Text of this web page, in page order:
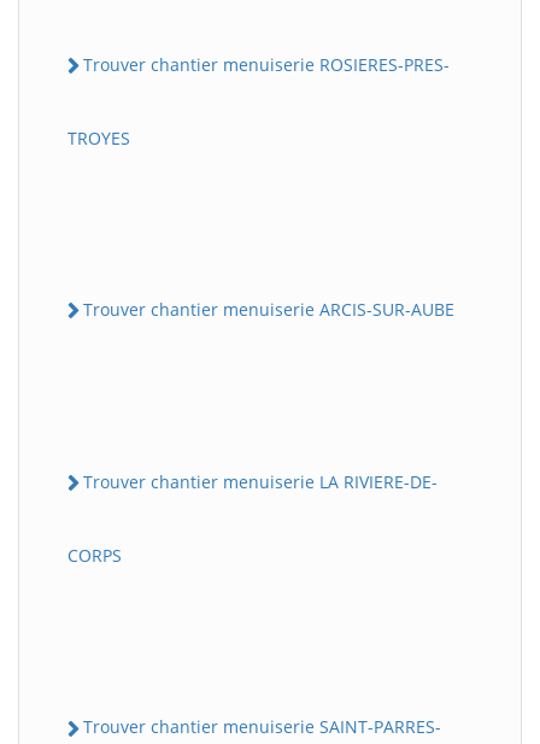
Trouver chantier menuiserie ROSIERES-PRES-
TROYES
Trouver chantier menuiserie ARCIS-SUR-AUBE
Trouver chantier menuiserie LA RIVIERE-DE-
CORPS
Trouver chantier menuiserie SAINT-PARRES-